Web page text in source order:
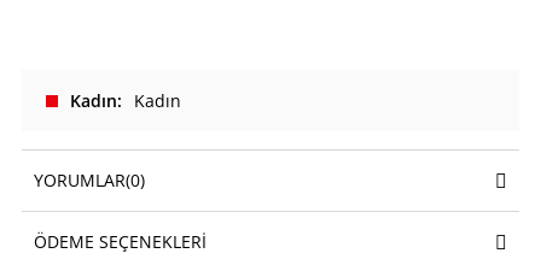
Kadın Kadın
YORUMLAR(0)
ÖDEME SEÇENEKLERI